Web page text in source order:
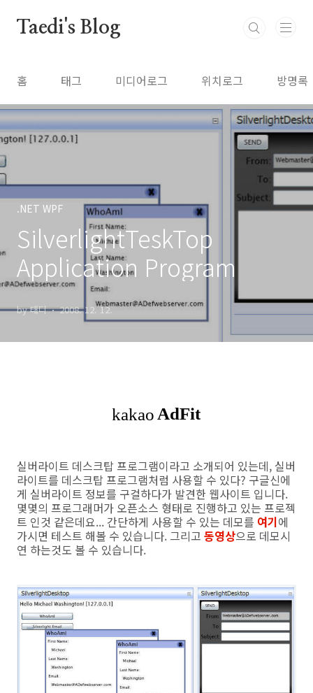
Taedi's Blog
홈 태그 미디어로그 위치로그 방명록
.NET WPF
SilverlightTeskTop
Application Program
by 태디 2008. 12. 12.
실버라이트 데스크탑 프로그램이라고 소개되어 있는데, 실버
라이트를 데스크탑 프로그램처럼 사용할 수 있다? 구글신에
게 실버라이트 정보를 구걸하다가 발견한 웹사이트 입니다.
몇몇의 프로그래머가 오픈소스 형태로 진행하고 있는 프로젝
트 인것 같은데요... 간단하게 사용할 수 있는 데모를 여기에
가시면 테스트 해볼 수 있습니다. 그리고 동영상으로 데모시
연 하는것도 볼 수 있습니다.